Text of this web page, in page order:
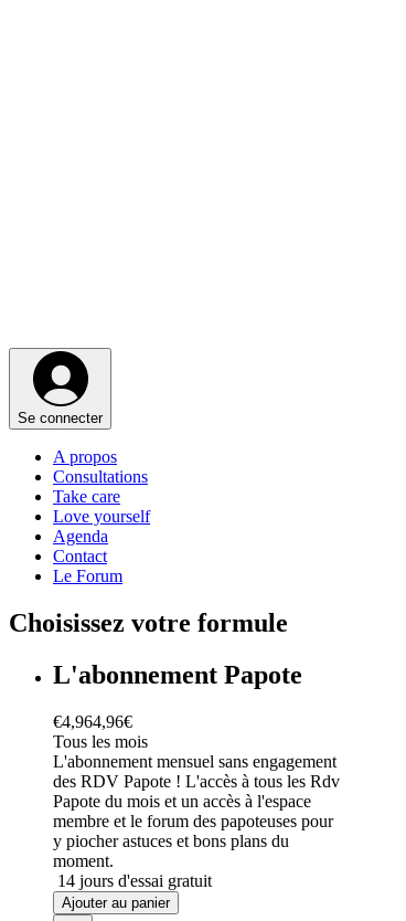
Se connecter
A propos
Consultations
Take care
Love yourself
Agenda
Contact
Le Forum
Choisissez votre formule
L'abonnement Papote
€4,964,96€
Tous les mois
L'abonnement mensuel sans engagement
des RDV Papote ! L'accès à tous les Rdv
Papote du mois et un accès à l'espace
membre et le forum des papoteuses pour
y piocher astuces et bons plans du
moment.
14 jours d'essai gratuit
Ajouter au panier